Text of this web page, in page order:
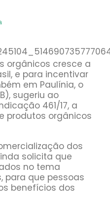
orgânicos cresce a
e para incentivar
em Paulínia, o
sugeriu ao
461/17, a
produtos orgânicos
dos
solicita que
no tema
para que pessoas
benefícios dos